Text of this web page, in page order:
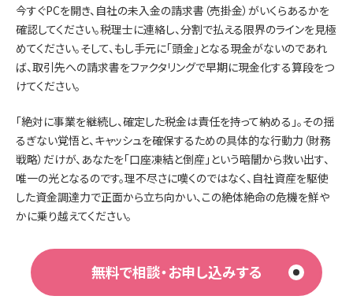
今すぐPCを開き、自社の未入金の請求書（売掛金）がいくらあるかを
確認してください。税理士に連絡し、分割で払える限界のラインを見極
めてください。そして、もし手元に「頭金」となる現金がないのであれ
ば、取引先への請求書をファクタリングで早期に現金化する算段をつ
けてください。
「絶対に事業を継続し、確定した税金は責任を持って納める」。その揺
るぎない覚悟と、キャッシュを確保するための具体的な行動力（財務
戦略）だけが、あなたを「口座凍結と倒産」という暗闇から救い出す、
唯一の光となるのです。理不尽さに嘆くのではなく、自社資産を駆使
した資金調達力で正面から立ち向かい、この絶体絶命の危機を鮮や
かに乗り越えてください。
無料で相談・お申し込みする